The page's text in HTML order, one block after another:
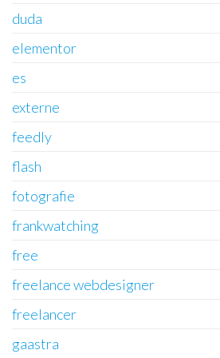
duda
elementor
es
externe
feedly
flash
fotografie
frankwatching
free
freelance webdesigner
freelancer
gaastra